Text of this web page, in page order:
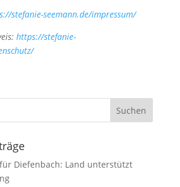
stefanie-seemann.de/impressum/
https://stefanie-
Diefenbach: Land unterstützt